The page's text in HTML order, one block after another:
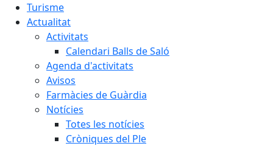
Turisme
Actualitat
Activitats
Calendari Balls de Saló
Agenda d'activitats
Avisos
Farmàcies de Guàrdia
Notícies
Totes les notícies
Cròniques del Ple